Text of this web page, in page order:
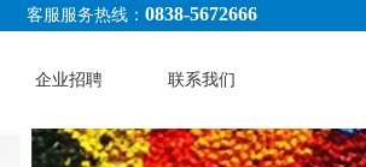
客服服务热线： 0838-5672666
企业招聘 联系我们